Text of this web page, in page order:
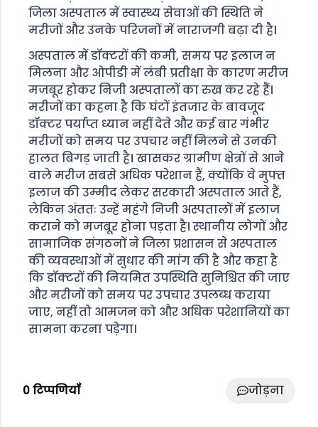
जिला अस्पताल में स्वास्थ्य सेवाओं की स्थिति ने
मरीजों और उनके परिजनों में नाराजगी बढ़ा दी है।
अस्पताल में डॉक्टरों की कमी, समय पर इलाज न
मिलना और ओपीडी में लंबी प्रतीक्षा के कारण मरीज
मजबूर होकर निजी अस्पतालों का रुख कर रहे हैं।
मरीजों का कहना है कि घंटों इंतजार के बावजूद
डॉक्टर पर्याप्त ध्यान नहीं देते और कई बार गंभीर
मरीजों को समय पर उपचार नहीं मिलने से उनकी
हालत बिगड़ जाती है। खासकर ग्रामीण क्षेत्रों से आने
वाले मरीज सबसे अधिक परेशान हैं, क्योंकि वे मुफ्त
इलाज की उम्मीद लेकर सरकारी अस्पताल आते हैं,
लेकिन अंततः उन्हें महंगे निजी अस्पतालों में इलाज
कराने को मजबूर होना पड़ता है। स्थानीय लोगों और
सामाजिक संगठनों ने जिला प्रशासन से अस्पताल
की व्यवस्थाओं में सुधार की मांग की है और कहा है
कि डॉक्टरों की नियमित उपस्थिति सुनिश्चित की जाए
और मरीजों को समय पर उपचार उपलब्ध कराया
जाए, नहीं तो आमजन को और अधिक परेशानियों का
सामना करना पड़ेगा।
0टिप्पणियाँ जोड़ना